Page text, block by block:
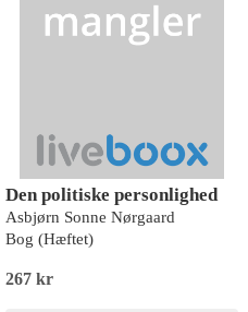
Den politiske personlighed
Asbjørn Sonne Nørgaard
Bog (Hæftet)
267 kr